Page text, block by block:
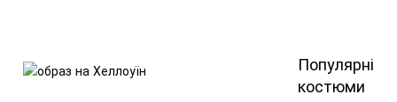
Популярні
костюми